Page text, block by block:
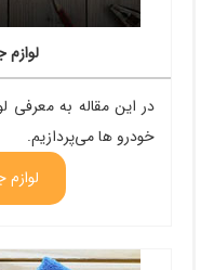
لوازم
در این مقاله به معرفی
خودرو ها می‌پردازیم.
لوازم